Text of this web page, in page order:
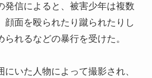
発信によると、被害少年は複数
顔面を殴られたり蹴られたりし
られるなどの暴行を受けた。
いた人物によって撮影され、